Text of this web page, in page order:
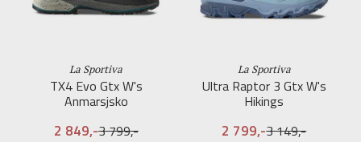
La Sportiva
TX4 Evo Gtx W's
Anmarsjsko
3 799,-
2 849,-
La Sportiva
Ultra Raptor 3 Gtx W's
Hikings
3 149,-
2 799,-